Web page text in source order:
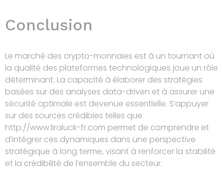
Conclusion
Le marché des crypto-monnaies est à un tournant où
la qualité des plateformes technologiques joue un rôle
déterminant. La capacité à élaborer des stratégies
basées sur des analyses data-driven et à assurer une
sécurité optimale est devenue essentielle. S’appuyer
sur des sources crédibles telles que
http://www.liraluck-fr.com permet de comprendre et
d’intégrer ces dynamiques dans une perspective
stratégique à long terme, visant à renforcer la stabilité
et la crédibilité de l’ensemble du secteur.